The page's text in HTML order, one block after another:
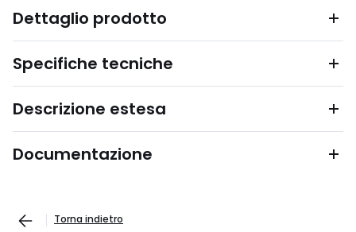
Dettaglio prodotto
Specifiche tecniche
Descrizione estesa
Documentazione
Torna indietro